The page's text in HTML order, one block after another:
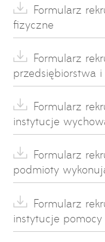
Formularz
fizyczne
Formularz
przedsiębiorstwa
Formularz
instytucje
Formularz
podmioty
Formularz
instytucje